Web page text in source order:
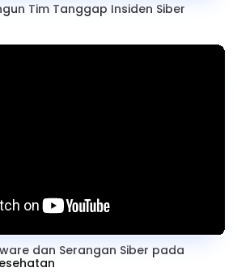
Tim Tanggap Insiden Siber
dan Serangan Siber pada